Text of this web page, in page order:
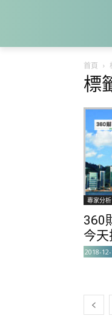
首頁
標
專家分析
360
今
2018-